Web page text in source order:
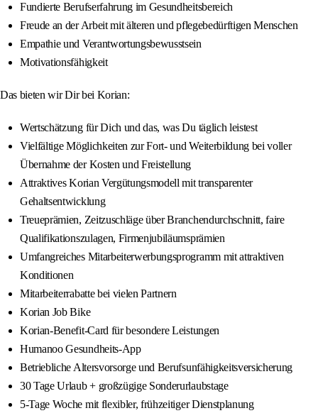
Fundierte Berufserfahrung im Gesundheitsbereich
Freude an der Arbeit mit älteren und pflegebedürftigen Menschen
Empathie und Verantwortungsbewusstsein
Motivationsfähigkeit
Das bieten wir Dir bei Korian:
Wertschätzung für Dich und das, was Du täglich leistest
Vielfältige Möglichkeiten zur Fort- und Weiterbildung bei voller
Übernahme der Kosten und Freistellung
Attraktives Korian Vergütungsmodell mit transparenter
Gehaltsentwicklung
Treueprämien, Zeitzuschläge über Branchendurchschnitt, faire
Qualifikationszulagen, Firmenjubiläumsprämien
Umfangreiches Mitarbeiterwerbungsprogramm mit attraktiven
Konditionen
Mitarbeiterrabatte bei vielen Partnern
Korian Job Bike
Korian-Benefit-Card für besondere Leistungen
Humanoo Gesundheits-App
Betriebliche Altersvorsorge und Berufsunfähigkeitsversicherung
30 Tage Urlaub + großzügige Sonderurlaubstage
5-Tage Woche mit flexibler, frühzeitiger Dienstplanung